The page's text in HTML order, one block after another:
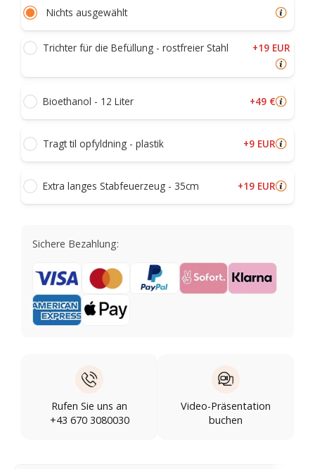
Nichts ausgewählt
Trichter für die Befüllung - rostfreier Stahl +19 EUR
Bioethanol - 12 Liter +49 €
Tragt til opfyldning - plastik +9 EUR
Extra langes Stabfeuerzeug - 35cm +19 EUR
Sichere Bezahlung:
Rufen Sie uns an
+43 670 3080030
Video-Präsentation
buchen